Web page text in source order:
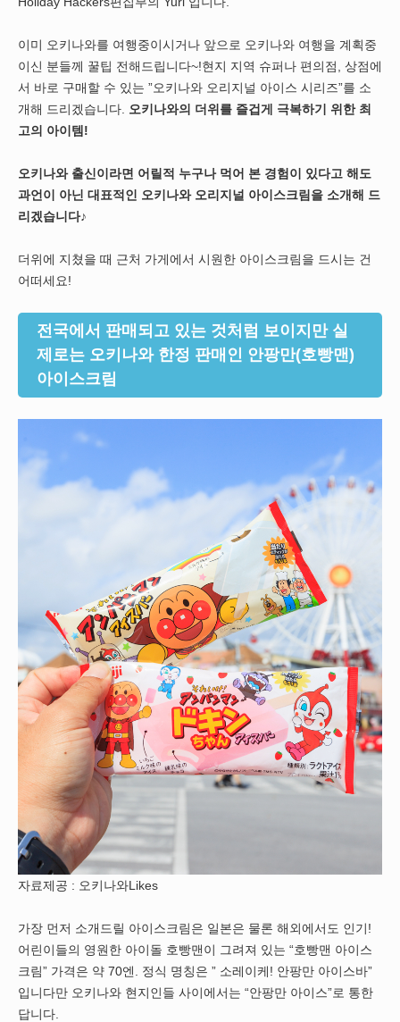
이미 오키나와를 여행중이시거나 앞으로 오키나와 여행을 계획중
이신 분들께 꿀팁 전해드립니다~!현지 지역 슈퍼나 편의점, 상점에
서 바로 구매할 수 있는 ”오키나와 오리지널 아이스 시리즈”를 소
개해 드리겠습니다.
오키나와의 더위를 즐겁게 극복하기 위한 최
고의 아이템!
오키나와 출신이라면 어릴적 누구나 먹어 본 경험이 있다고 해도
과언이 아닌 대표적인 오키나와 오리지널 아이스크림을 소개해 드
리겠습니다♪
더위에 지쳤을 때 근처 가게에서 시원한 아이스크림을 드시는 건
어떠세요!
전국에서 판매되고 있는 것처럼 보이지만 실
제로는 오키나와 한정 판매인 안팡만(호빵맨)
아이스크림
자료제공 : 오키나와Likes
가장 먼저 소개드릴 아이스크림은 일본은 물론 해외에서도 인기!
어린이들의 영원한 아이돌 호빵맨이 그려져 있는 “호빵맨 아이스
크림” 가격은 약 70엔. 정식 명칭은 ” 소레이케! 안팡만 아이스바”
입니다만 오키나와 현지인들 사이에서는 “안팡만 아이스”로 통한
답니다.